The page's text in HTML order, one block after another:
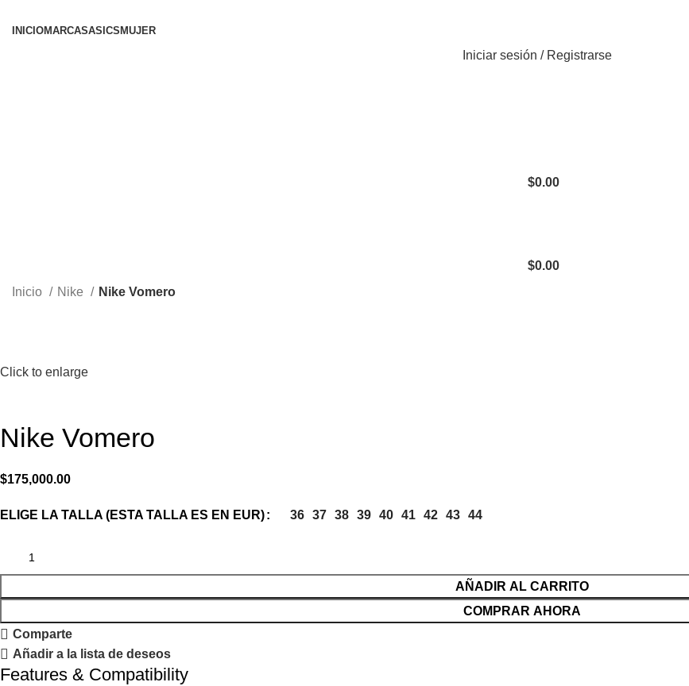
INICIOMARCASASICS MUJER
Iniciar sesión / Registrarse
$0.00
$0.00
Inicio
Nike
Nike Vomero
Click to enlarge
Nike Vomero
$175,000.00
ELIGE LA TALLA (ESTA TALLA ES EN EUR) 36 37 38 39 40 41 42 43 44
AÑADIR AL CARRITO
COMPRAR AHORA
Comparte
Añadir a la lista de deseos
Features & Compatibility